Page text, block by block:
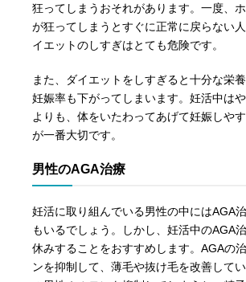
狂ってしまうおそれがあります。一度、
が狂ってしまうとすぐに正常に戻らない
イエットのしすぎはとても危険です。
また、ダイエットをしすぎると十分な栄養
妊娠率も下がってしまいます。妊活中は
よりも、体をいたわってあげて妊娠しや
が一番大切です。
男性のAGA治療
妊活に取り組んでいる男性の中にはAGA
もいるでしょう。しかし、妊活中のAGA
休みすることをおすすめします。AGAの
ンを抑制して、薄毛や抜け毛を改善して